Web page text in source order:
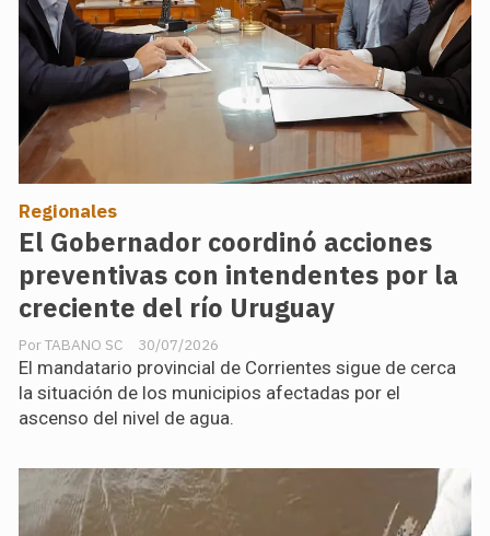
El Gobernador coordinó acciones
preventivas con intendentes por la
creciente del río Uruguay
TABANO SC
Regionales
30/07/2026
El mandatario provincial de Corrientes sigue de cerca
la situación de los municipios afectadas por el
ascenso del nivel de agua.